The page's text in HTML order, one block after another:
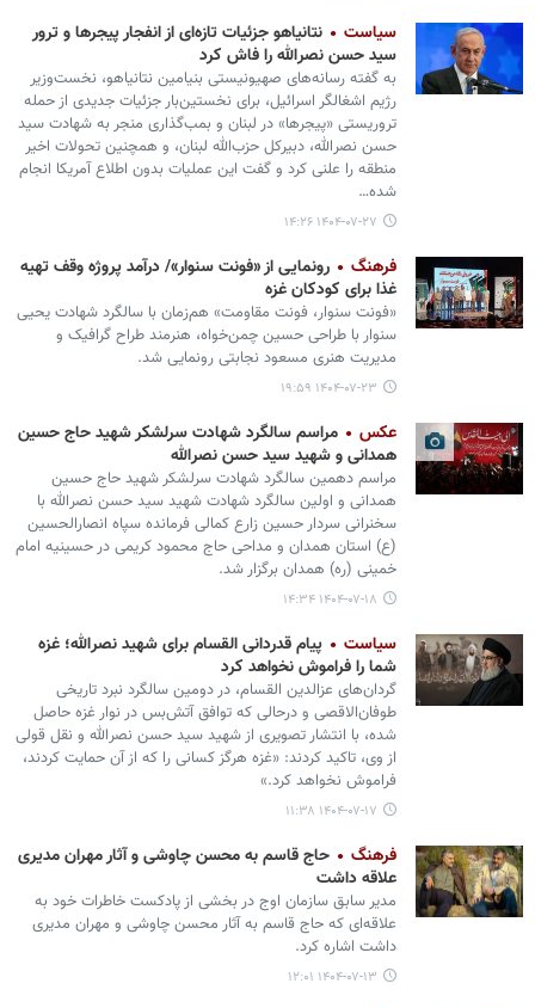
سیاست
نتانیاهو جزئیات تازه‌ای از انفجار پیجرها و ترور
سید حسن نصرالله را فاش کرد
به گفته رسانه‌های صهیونیستی بنیامین نتانیاهو، نخست‌وزیر
رژیم اشغالگر اسرائیل، برای نخستین‌بار جزئیات جدیدی از حمله
تروریستی «پیجرها» در لبنان و بمب‌گذاری منجر به شهادت سید
حسن نصرالله، دبیرکل حزب‌الله لبنان، و همچنین تحولات اخیر
منطقه را علنی کرد و گفت این عملیات بدون اطلاع آمریکا انجام
شده…
۱۴۰۴-۰۷-۲۷ ۱۴:۲۶
فرهنگ
رونمایی از «فونت سنوار»/ درآمد پروژه وقف تهیه
غذا برای کودکان غزه
«فونت سنوار، فونت مقاومت» هم‌زمان با سالگرد شهادت یحیی
سنوار با طراحی حسین چمن‌خواه، هنرمند طراح گرافیک و
مدیریت هنری مسعود نجابتی رونمایی شد.
۱۴۰۴-۰۷-۲۳ ۱۹:۵۹
عکس
مراسم سالگرد شهادت سرلشکر شهید حاج حسین
همدانی و شهید سید حسن نصرالله
مراسم دهمین سالگرد شهادت سرلشکر شهید حاج حسین
همدانی و اولین سالگرد شهادت شهید سید حسن نصرالله با
سخنرانی سردار حسین زارع کمالی فرمانده سپاه انصارالحسین
(ع) استان همدان و مداحی حاج محمود کریمی در حسینیه امام
خمینی (ره) همدان برگزار شد.
۱۴۰۴-۰۷-۱۸ ۱۴:۳۴
سیاست
پیام قدردانی القسام برای شهید نصرالله؛ غزه
شما را فراموش نخواهد کرد
گردان‌های عزالدین القسام، در دومین سالگرد نبرد تاریخی
طوفان‌الاقصی و درحالی که توافق آتش‌بس در نوار غزه حاصل
شده، با انتشار تصویری از شهید سید حسن نصرالله و نقل قولی
از وی، تاکید کردند: «غزه هرگز کسانی را که از آن حمایت کردند،
فراموش نخواهد کرد.»
۱۴۰۴-۰۷-۱۷ ۱۱:۳۸
فرهنگ
حاج قاسم به محسن چاوشی و آثار مهران مدیری
علاقه داشت
مدیر سابق سازمان اوج در بخشی از پادکست خاطرات خود به
علاقه‌ای که حاج قاسم به آثار محسن چاوشی و مهران مدیری
داشت اشاره کرد.
۱۴۰۴-۰۷-۱۳ ۱۲:۰۱